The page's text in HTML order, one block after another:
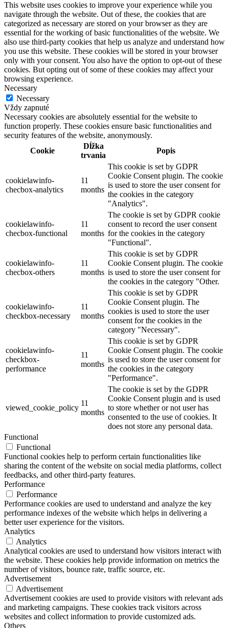
This website uses cookies to improve your experience while you
navigate through the website. Out of these, the cookies that are
categorized as necessary are stored on your browser as they are
essential for the working of basic functionalities of the website. We
also use third-party cookies that help us analyze and understand how
you use this website. These cookies will be stored in your browser
only with your consent. You also have the option to opt-out of these
cookies. But opting out of some of these cookies may affect your
browsing experience.
Necessary
Necessary
Vždy zapnuté
Necessary cookies are absolutely essential for the website to
function properly. These cookies ensure basic functionalities and
security features of the website, anonymously.
Cookie
Dĺžka
trvania
Popis
cookielawinfo-
checbox-analytics
11
months
This cookie is set by GDPR
Cookie Consent plugin. The cookie
is used to store the user consent for
the cookies in the category
"Analytics".
cookielawinfo-
checbox-functional
11
months
The cookie is set by GDPR cookie
consent to record the user consent
for the cookies in the category
"Functional".
cookielawinfo-
checbox-others
11
months
This cookie is set by GDPR
Cookie Consent plugin. The cookie
is used to store the user consent for
the cookies in the category "Other.
cookielawinfo-
checkbox-necessary
11
months
This cookie is set by GDPR
Cookie Consent plugin. The
cookies is used to store the user
consent for the cookies in the
category "Necessary".
cookielawinfo-
checkbox-
performance
11
months
This cookie is set by GDPR
Cookie Consent plugin. The cookie
is used to store the user consent for
the cookies in the category
"Performance".
viewed_cookie_policy
11
months
The cookie is set by the GDPR
Cookie Consent plugin and is used
to store whether or not user has
consented to the use of cookies. It
does not store any personal data.
Functional
Functional
Functional cookies help to perform certain functionalities like
sharing the content of the website on social media platforms, collect
feedbacks, and other third-party features.
Performance
Performance
Performance cookies are used to understand and analyze the key
performance indexes of the website which helps in delivering a
better user experience for the visitors.
Analytics
Analytics
Analytical cookies are used to understand how visitors interact with
the website. These cookies help provide information on metrics the
number of visitors, bounce rate, traffic source, etc.
Advertisement
Advertisement
Advertisement cookies are used to provide visitors with relevant ads
and marketing campaigns. These cookies track visitors across
websites and collect information to provide customized ads.
Others